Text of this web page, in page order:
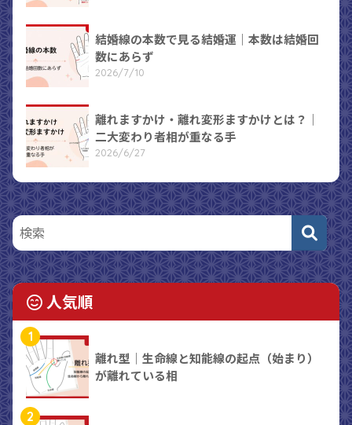
結婚線の本数で見る結婚運｜本数は結婚回
数にあらず
2026/7/10
離れますかけ・離れ変形ますかけとは？｜
二大変わり者相が重なる手
2026/6/27
人気順
1
離れ型｜生命線と知能線の起点（始まり）
が離れている相
2